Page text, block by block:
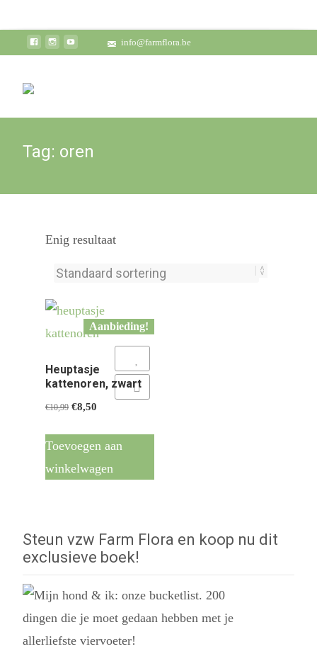
info@farmflora.be
Tag: oren
Enig resultaat
Aanbieding!
Heuptasje
kattenoren, zwart
€10,99 Oorspronkelijke
was:
€10,99.
€8,50
is:
Toevoegen aan
winkelwagen
Add to Compare
Add to Wishlist
Steun vzw Farm Flora en koop nu dit
exclusieve boek!